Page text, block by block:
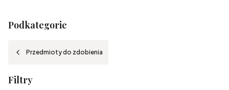
Podkategorie
Przedmioty do zdobienia
Filtry